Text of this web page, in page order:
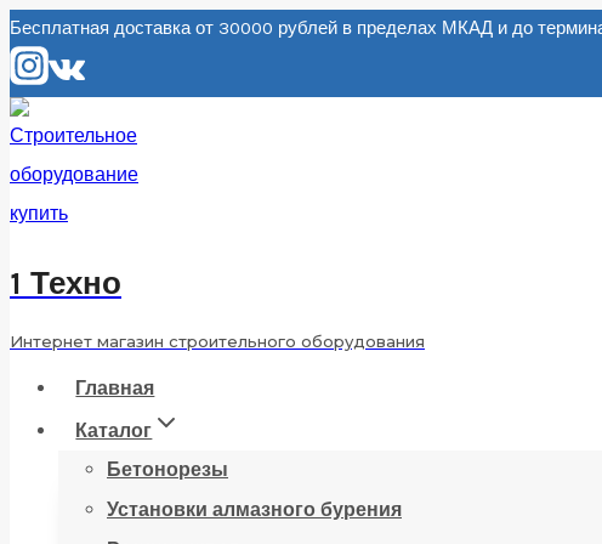
Перейти
к
содержанию
Бесплатная доставка от 30000 рублей в пределах МКАД и до
1 Техно
Интернет магазин строительного оборудования
Главная
Каталог
Бетонорезы
Установки алмазного бурения